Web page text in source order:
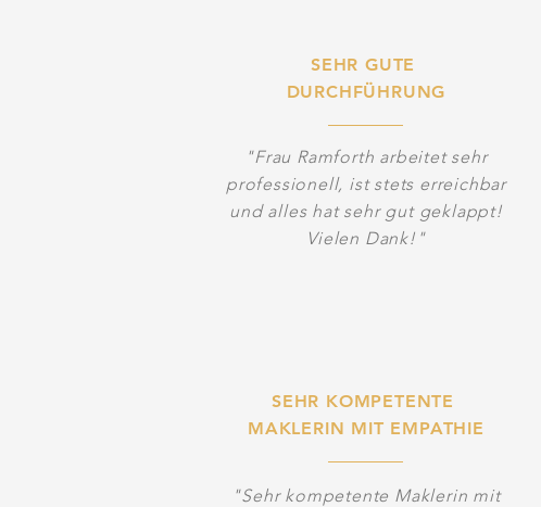
SEHR GUTE
DURCHFÜHRUNG
"Frau Ramforth arbeitet sehr
professionell, ist stets erreichbar
und alles hat sehr gut geklappt!
Vielen Dank!"
SEHR KOMPETENTE
MAKLERIN MIT EMPATHIE
"Sehr kompetente Maklerin mit